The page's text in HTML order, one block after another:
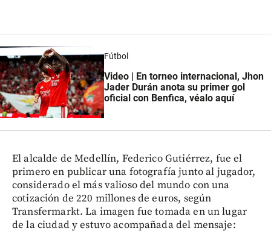
Fútbol
Video | En torneo internacional, Jhon
Jader Durán anota su primer gol
oficial con Benfica, véalo aquí
El alcalde de Medellín, Federico Gutiérrez, fue el
primero en publicar una fotografía junto al jugador,
considerado el más valioso del mundo con una
cotización de 220 millones de euros, según
Transfermarkt. La imagen fue tomada en un lugar
de la ciudad y estuvo acompañada del mensaje: